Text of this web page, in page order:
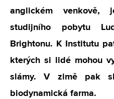
anglickém venkově,
studijního pobytu
Brightonu. K Institutu
kterých si lidé mohou
slámy. V zimě pak
biodynamická farma.